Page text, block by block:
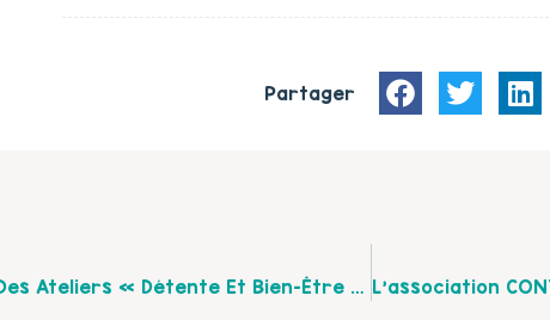
Partager
Découvrez Le Programme Des Ateliers « Détente Et Bien-Être Du Bébé » De Septembre À Décembre 2017 Au « Jardin Des Mômes » À Fruges